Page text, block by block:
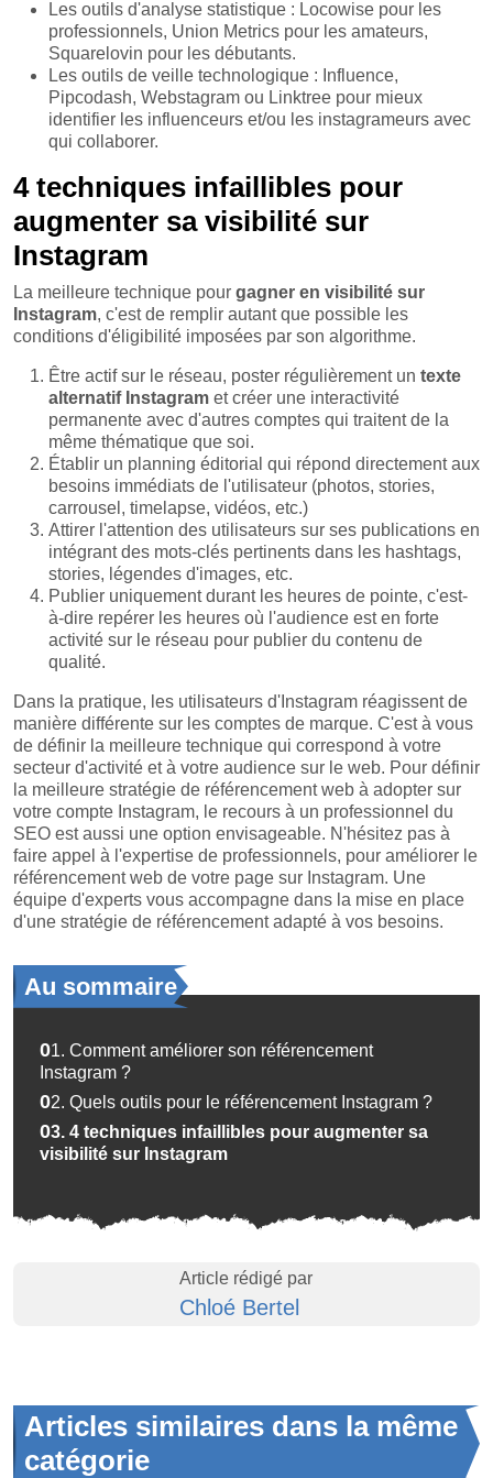
Les outils d'analyse statistique : Locowise pour les
professionnels, Union Metrics pour les amateurs,
Squarelovin pour les débutants.
Les outils de veille technologique : Influence,
Pipcodash, Webstagram ou Linktree pour mieux
identifier les influenceurs et/ou les instagrameurs avec
qui collaborer.
4 techniques infaillibles pour
augmenter sa visibilité sur
Instagram
La meilleure technique pour gagner en visibilité sur
Instagram, c'est de remplir autant que possible les
conditions d'éligibilité imposées par son algorithme.
Être actif sur le réseau, poster régulièrement un texte
alternatif Instagram et créer une interactivité
permanente avec d'autres comptes qui traitent de la
même thématique que soi.
Établir un planning éditorial qui répond directement aux
besoins immédiats de l'utilisateur (photos, stories,
carrousel, timelapse, vidéos, etc.)
Attirer l'attention des utilisateurs sur ses publications en
intégrant des mots-clés pertinents dans les hashtags,
stories, légendes d'images, etc.
Publier uniquement durant les heures de pointe, c'est-
à-dire repérer les heures où l'audience est en forte
activité sur le réseau pour publier du contenu de
qualité.
Dans la pratique, les utilisateurs d'Instagram réagissent de
manière différente sur les comptes de marque. C'est à vous
de définir la meilleure technique qui correspond à votre
secteur d'activité et à votre audience sur le web. Pour définir
la meilleure stratégie de référencement web à adopter sur
votre compte Instagram, le recours à un professionnel du
SEO est aussi une option envisageable. N'hésitez pas à
faire appel à l'expertise de professionnels, pour améliorer le
référencement web de votre page sur Instagram. Une
équipe d'experts vous accompagne dans la mise en place
d'une stratégie de référencement adapté à vos besoins.
Au sommaire
01. Comment améliorer son référencement
Instagram ?
02. Quels outils pour le référencement Instagram ?
03. 4 techniques infaillibles pour augmenter sa
visibilité sur Instagram
Article rédigé par
Chloé Bertel
Articles similaires dans la même
catégorie